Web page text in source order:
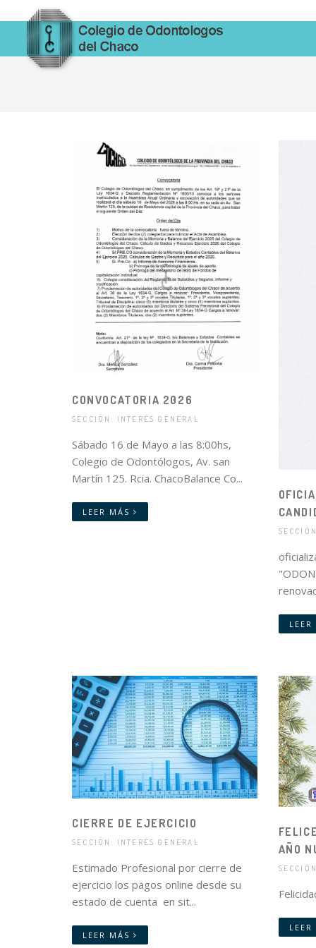
CONVOCATORIA 2026
SECCIÓN: INTERÉS GENERAL
Sábado 16 de Mayo a las 8:00hs,
Colegio de Odontólogos, Av. san
Martín 125. Rcia. ChacoBalance Co...
LEER MÁS
LEER
CIERRE DE EJERCICIO
SECCIÓN: INTERÉS GENERAL
Estimado Profesional por cierre de
ejercicio los pagos online desde su
estado de cuenta en sit...
LEER MÁS
AÑO
LEER